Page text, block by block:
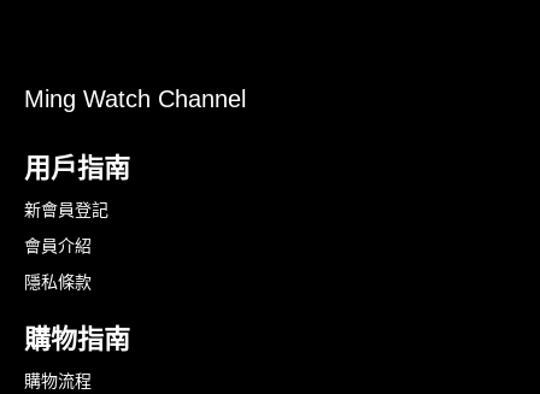
Ming Watch Channel
用戶指南
新會員登記
會員介紹
隱私條款
購物指南
購物流程